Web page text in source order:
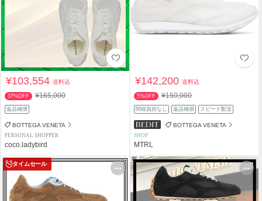
¥103,554送料込
37%OFF ¥165,000
返品補償
BOTTEGA VENETA
PERSONAL SHOPPER
coco.ladybird
¥142,200送料込
5%OFF ¥150,000
関税負担なし 返品補償 スピード配送
BOTTEGA VENETA
SHOP
MTRL
タイムセール